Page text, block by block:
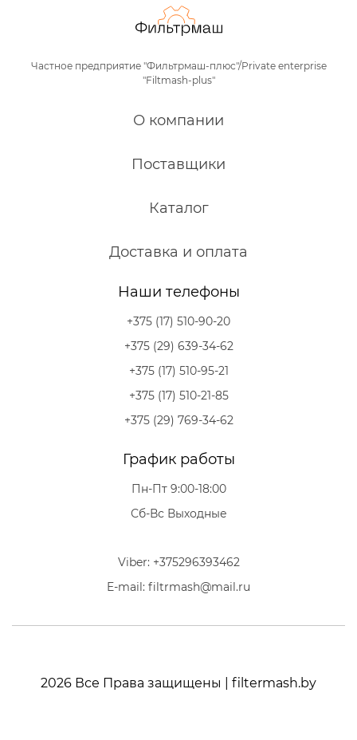
Частное предприятие "Фильтрмаш-плюс"/Private enterprise
"Filtmash-plus"
О компании
Поставщики
Каталог
Доставка и оплата
Наши телефоны
+375 (17) 510-90-20
+375 (29) 639-34-62
+375 (17) 510-95-21
+375 (17) 510-21-85
+375 (29) 769-34-62
График работы
Пн-Пт 9:00-18:00
Сб-Вс Выходные
Viber: +375296393462
E-mail: filtrmash@mail.ru
2026 Все Права защищены | filtermash.by